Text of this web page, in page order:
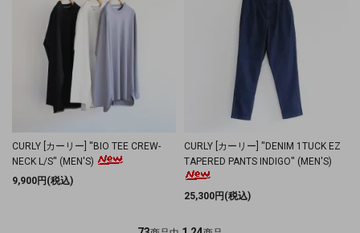
CURLY [カーリー] ''BIO TEE CREW-
NECK L/S'' (MEN'S)
9,900円(税込)
CURLY [カーリー] ''DENIM 1TUCK EZ
TAPERED PANTS INDIGO'' (MEN'S)
25,300円(税込)